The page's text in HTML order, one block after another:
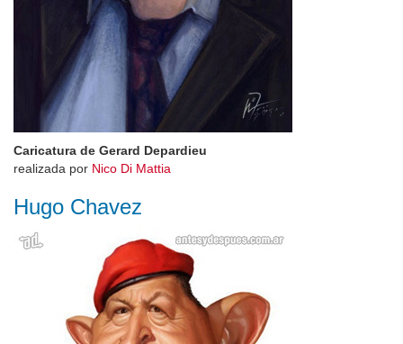
Caricatura de Gerard Depardieu
realizada por Nico Di Mattia
Hugo Chavez